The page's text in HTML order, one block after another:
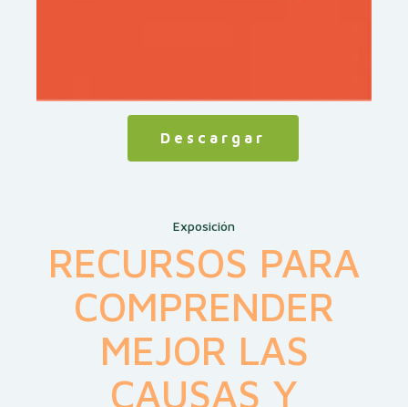
Descargar
Exposición
RECURSOS PARA
COMPRENDER
MEJOR LAS
CAUSAS Y